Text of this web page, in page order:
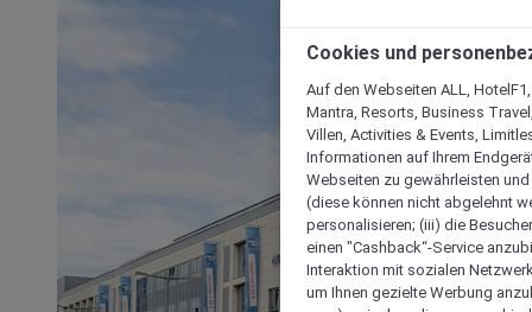
Cookies und
Auf den Webseiten ALL,
Mantra, Resorts, Business
Villen, Activities & Events,
Informationen auf Ihrem
Webseiten zu gewährleisten
(diese können nicht abgelehnt
personalisieren; (iii) die
einen "Cashback“-Service
Interaktion mit sozialen
um Ihnen gezielte Werbung